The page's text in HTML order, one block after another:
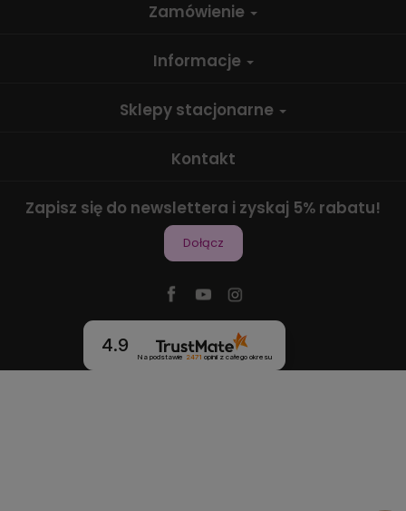
Zamówienie
Informacje
Sklepy stacjonarne
Kontakt
Zapisz się do newslettera i zyskaj 5% rabatu!
Dołącz
4.9
Na podstawie 2471 opinii z całego okresu